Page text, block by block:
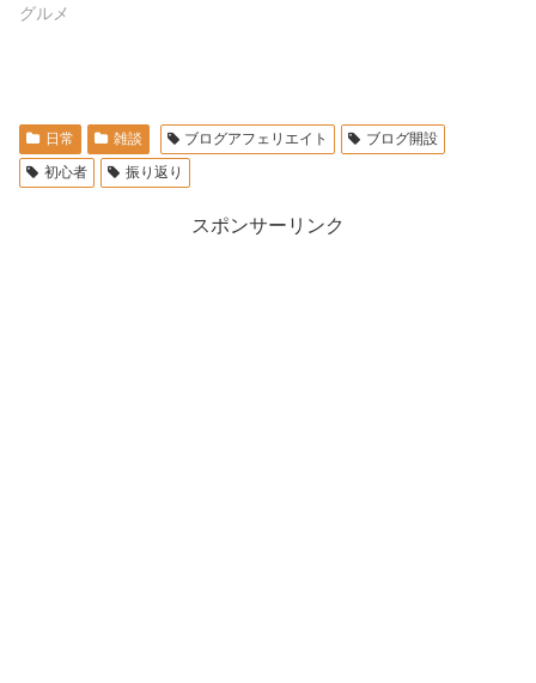
グルメ
日常 雑談 ブログアフェリエイト
ブログ開設
初心者
振り返り
スポンサーリンク